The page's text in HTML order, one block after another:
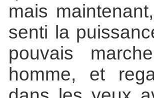
mais
senti la
pouvais
homme, et